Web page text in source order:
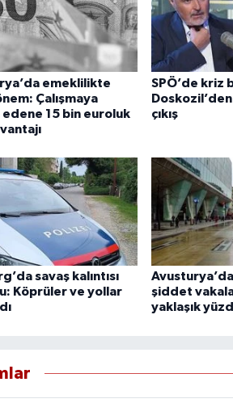
emeklilikte
Çalışmaya
15 bin euroluk
SPÖ’de kriz
çıkış
savaş kalıntısı
Köprüler ve yollar
şiddet
yaklaşık